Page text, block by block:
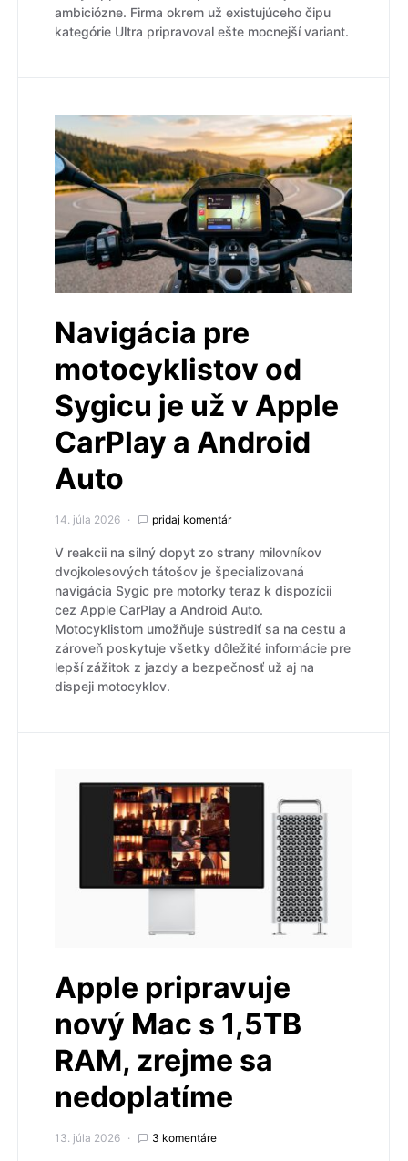
ambiciózne. Firma okrem už existujúceho čipu
kategórie Ultra pripravoval ešte mocnejší variant.
Navigácia pre
motocyklistov od
Sygicu je už v Apple
CarPlay a Android
Auto
14. júla 2026 pridaj komentár
V reakcii na silný dopyt zo strany milovníkov
dvojkolesových tátošov je špecializovaná
navigácia Sygic pre motorky teraz k dispozícii
cez Apple CarPlay a Android Auto.
Motocyklistom umožňuje sústrediť sa na cestu a
zároveň poskytuje všetky dôležité informácie pre
lepší zážitok z jazdy a bezpečnosť už aj na
dispeji motocyklov.
Apple pripravuje
nový Mac s 1,5TB
RAM, zrejme sa
nedoplatíme
13. júla 2026 3 komentáre